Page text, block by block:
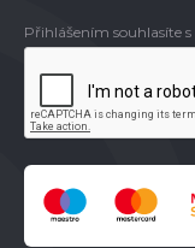
Přihlášením souhlasíte s